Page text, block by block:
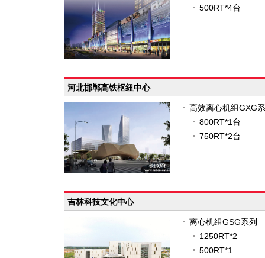
500RT*4台
河北邯郸高铁枢纽中心
高效离心机组GXG
800RT*1台
750RT*2台
吉林科技文化中心
离心机组GSG系列
1250RT*2
500RT*1